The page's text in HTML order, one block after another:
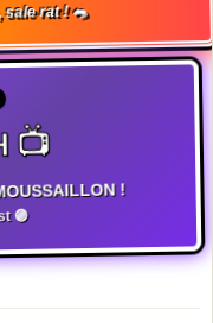
sale rat ! 🐀
📺
!
🟣